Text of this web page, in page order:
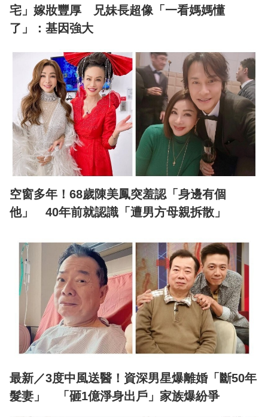
宅」嫁妝豐厚 兄妹長超像「一看媽媽懂
了」：基因強大
空窗多年！68歲陳美鳳突羞認「身邊有個
他」 40年前就認識「遭男方母親拆散」
最新／3度中風送醫！資深男星爆離婚「斷50年
髮妻」 「砸1億淨身出戶」家族爆紛爭